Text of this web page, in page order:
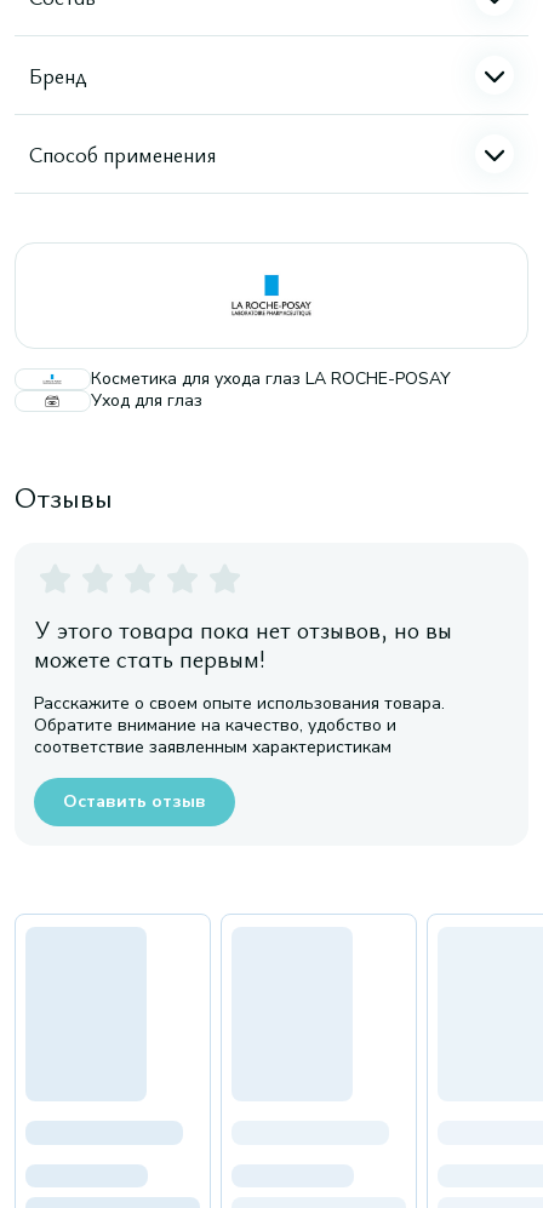
Бренд
Способ применения
Косметика для ухода глаз LA ROCHE-POSAY
Уход для глаз
Отзывы
У этого товара пока нет отзывов, но вы
можете стать первым!
Расскажите о своем опыте использования товара.
Обратите внимание на качество, удобство и
соответствие заявленным характеристикам
Оставить отзыв